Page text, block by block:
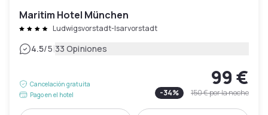
Maritim Hotel München
Ludwigsvorstadt-Isarvorstadt
4.5/5|33 Opiniones
Cancelación gratuita
Pago en el hotel
99 €
-34% 150 €por la noche